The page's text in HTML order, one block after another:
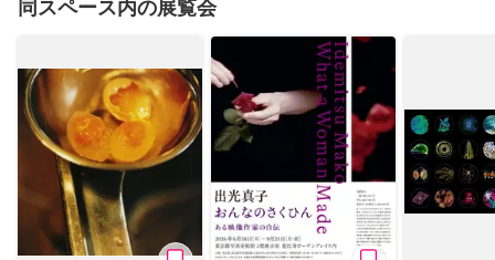
同スペース内の展覧会